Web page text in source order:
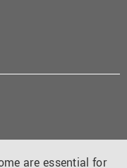
are essential for